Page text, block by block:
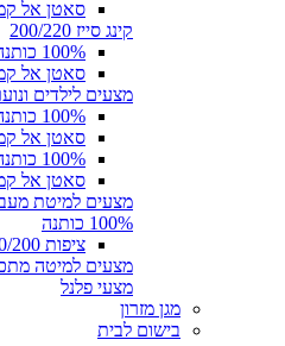
סאטן אל
קינג סייז 200/220
100% כותנה
סאטן אל
מצעים לילדים
100% כותנה מיטת יחיד 90/200
סאטן אל קמט
100% כותנה מיטה וחצי 120/200
סאטן אל קמט
מצעים למיטת
100% כותנה
ציפות 150/200
מצעים למיטה
מצעי פלנל
מגן מזרון
בישום לבית